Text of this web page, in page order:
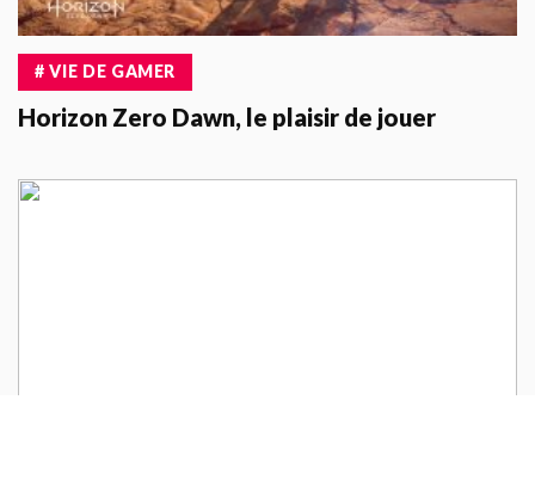
# VIE DE GAMER
Horizon Zero Dawn, le plaisir de jouer